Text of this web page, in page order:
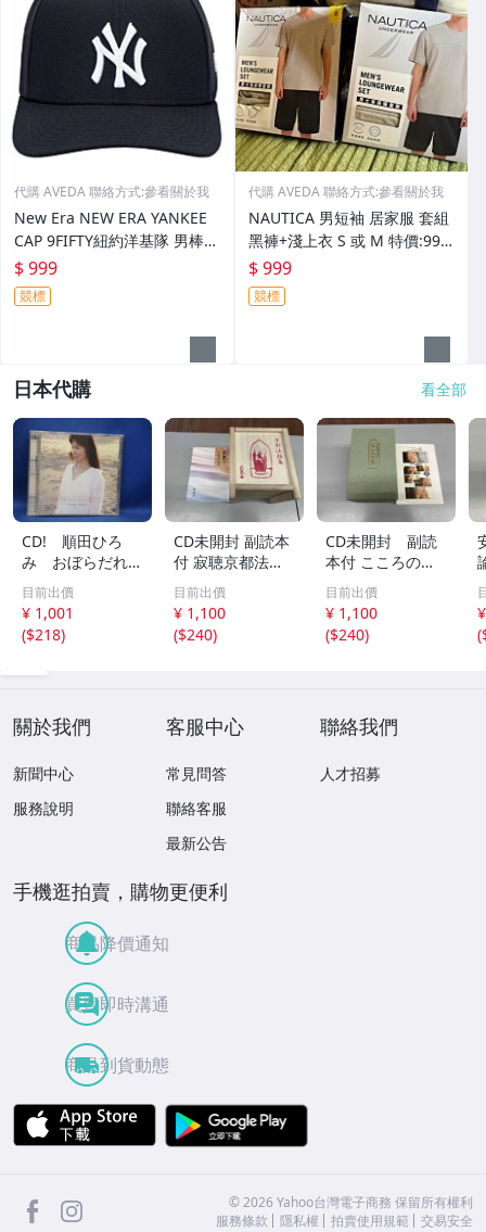
代購 AVEDA 聯絡方式:參看關於我
New Era NEW ERA YANKEE
CAP 9FIFTY紐約洋基隊 男棒球
帽 深藍色款 特價:999元 單一
尺寸 (ONE SIZE)
$ 999
競標
代購 AVEDA 聯絡方式:參看關於我
NAUTICA 男短袖 居家服 套組
黑褲+淺上衣 S 或 M 特價:999
元 亞洲尺寸(ASIAN) 此商品為
真品平行輸入
$ 999
競標
日本代購 看全部
CD! 順田ひろ
み おぼらだれ
ん 帯付き OM
CD-16 42405
目前出價
¥ 1,001
($218)
CD未開封 副読本
付 寂聴京都法話
集 ユーキャン
目前出價
¥ 1,100
($240)
CD未開封 副読
本付 こころの
扉 河合隼雄講話
集
目前出價
¥ 1,100
($240)
(
關於我們
新聞中心
服務說明
客服中心
常見問答
聯絡客服
最新公告
聯絡我們
人才招募
手機逛拍賣，購物更便利
商品降價通知
買賣即時溝通
商品到貨動態
APP Store
facebook ©2026 Yahoo台灣電子商務 保留所有權利
服務條款
隱私權 拍賣使用規範 交易安全